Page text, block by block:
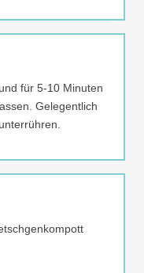
für 5-10 Minuten
Gelegentlich